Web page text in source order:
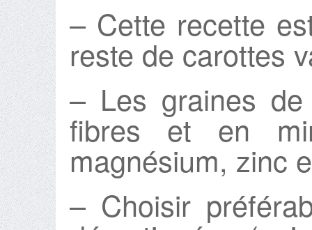
– Cette recette
reste de carottes
– Les graines
fibres et en
magnésium, zinc
– Choisir